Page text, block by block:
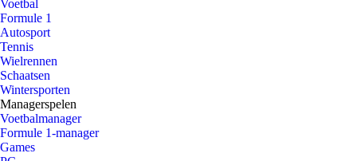
Voetbal
Formule 1
Autosport
Tennis
Wielrennen
Schaatsen
Wintersporten
Managerspelen
Voetbalmanager
Formule 1-manager
Games